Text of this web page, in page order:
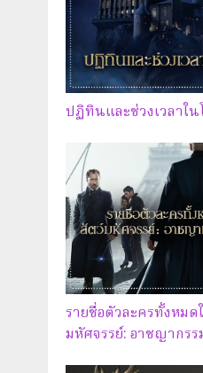
ปฏิทินและช่วงเวลาใ
รายชื่อตัวละครทั้งหม
มหัศจรรย์: อาชญากร